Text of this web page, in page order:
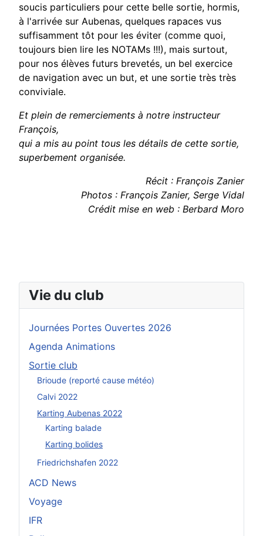
Vie du club
Journées Portes Ouvertes 2026
Agenda Animations
Sortie club
Brioude (reporté cause météo)
Calvi 2022
Karting Aubenas 2022
Karting balade
Karting bolides
Friedrichshafen 2022
ACD News
Voyage
IFR
soucis particuliers pour cette belle sortie, hormis,
à l'arrivée sur Aubenas, quelques rapaces vus
suffisamment tôt pour les éviter (comme quoi,
toujours bien lire les NOTAMs !!!), mais surtout,
pour nos élèves futurs brevetés, un bel exercice
de navigation avec un but, et une sortie très très
conviviale.
Et plein de remerciements à notre instructeur
François,
qui a mis au point tous les détails de cette sortie,
superbement organisée.
Récit : François Zanier
Photos : François Zanier, Serge Vidal
Crédit mise en web : Berbard Moro